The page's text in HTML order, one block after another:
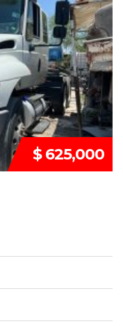
DISPONIBLE
$ 625,000